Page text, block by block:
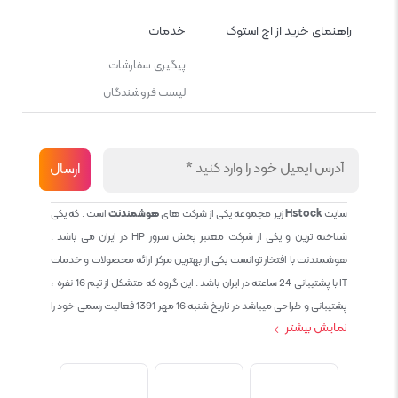
راهنمای خرید از اچ استوک خدمات
پیگیری سفارشات
لیست فروشندگان
سایتHstockزیر مجموعه یکی از شرکت هایهوشمندنتاست . که یکی
شناخته ترین و یکی از شرکت معتبر پخش سرور HP در ایران می باشد .
هوشمندنت با افتخار توانست یکی از بهترین مرکز ارائه محصولات و خدمات
IT با پشتیبانی 24 ساعته در ایران باشد . این گروه که متشکل از تیم 16 نفره ،
پشتیبانی و طراحی میباشد در تاریخ شنبه 16 مهر 1391 فعالیت رسمی خود را
نمایش بیشتر